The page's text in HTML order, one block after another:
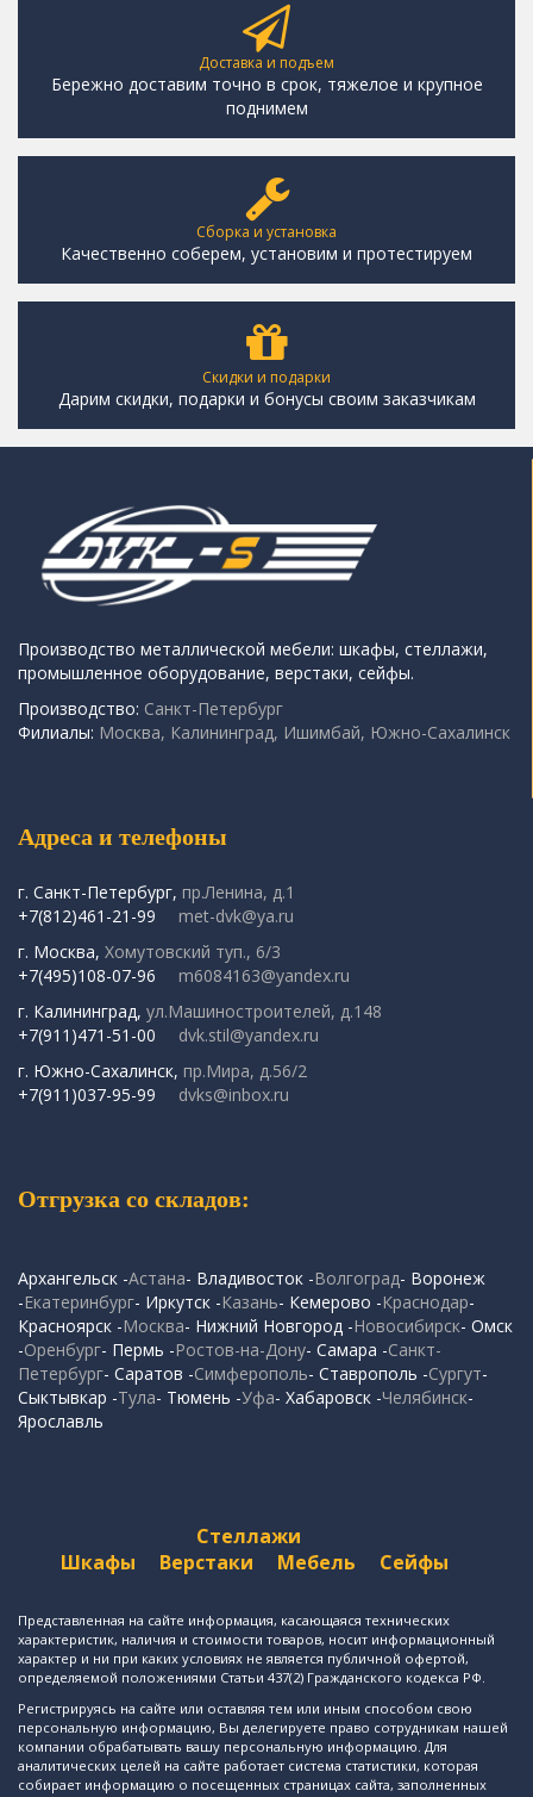
Доставка и подъем
Бережно доставим точно в срок, тяжелое и крупное
поднимем
Сборка и установка
Качественно соберем, установим и протестируем
Скидки и подарки
Дарим скидки, подарки и бонусы своим заказчикам
Производство металлической мебели: шкафы, стеллажи,
промышленное оборудование, верстаки, сейфы.
Производство: Санкт-Петербург
Филиалы: Москва, Калининград, Ишимбай, Южно-Сахалинск
Адреса и телефоны
г. Санкт-Петербург, пр.Ленина, д.1
+7(812)461-21-99
met-dvk@ya.ru
г. Москва, Хомутовский туп., 6/3
+7(495)108-07-96
m6084163@yandex.ru
г. Калининград, ул.Машиностроителей, д.148
+7(911)471-51-00
dvk.stil@yandex.ru
г. Южно-Сахалинск, пр.Мира, д.56/2
+7(911)037-95-99
dvks@inbox.ru
Отгрузка со складов:
Архангельск -Астана- Владивосток -Волгоград- Воронеж
-Екатеринбург- Иркутск -Казань- Кемерово -Краснодар-
Красноярск -Москва- Нижний Новгород -Новосибирск- Омск
-Оренбург- Пермь -Ростов-на-Дону- Самара -Санкт-
Петербург- Саратов -Симферополь- Ставрополь -Сургут-
Сыктывкар -Тула- Тюмень -Уфа- Хабаровск -Челябинск-
Ярославль
Стеллажи
Шкафы
Верстаки Мебель Сейфы
Представленная на сайте информация, касающаяся технических
характеристик, наличия и стоимости товаров, носит информационный
характер и ни при каких условиях не является публичной офертой,
определяемой положениями Статьи 437(2) Гражданского кодекса РФ.
Регистрируясь на сайте или оставляя тем или иным способом свою
персональную информацию, Вы делегируете право сотрудникам нашей
компании обрабатывать вашу персональную информацию. Для
аналитических целей на сайте работает система статистики, которая
собирает информацию о посещенных страницах сайта, заполненных